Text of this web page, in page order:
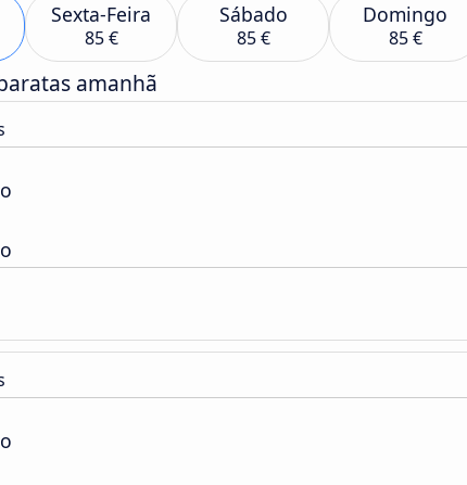
Sexta-Feira
85 €
Sábado
85 €
Domingo
85 €
amanhã